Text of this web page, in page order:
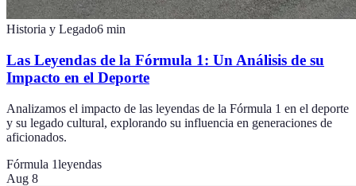
Historia y Legado6 min
Las Leyendas de la Fórmula 1: Un Análisis de su
Impacto en el Deporte
Analizamos el impacto de las leyendas de la Fórmula 1 en el deporte
y su legado cultural, explorando su influencia en generaciones de
aficionados.
Fórmula 1leyendas
Aug 8